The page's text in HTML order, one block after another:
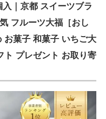
｜京都 スイーツブラ
フルーツ大福［おし
お菓子 和菓子 いちご大
ト プレゼント お取り寄